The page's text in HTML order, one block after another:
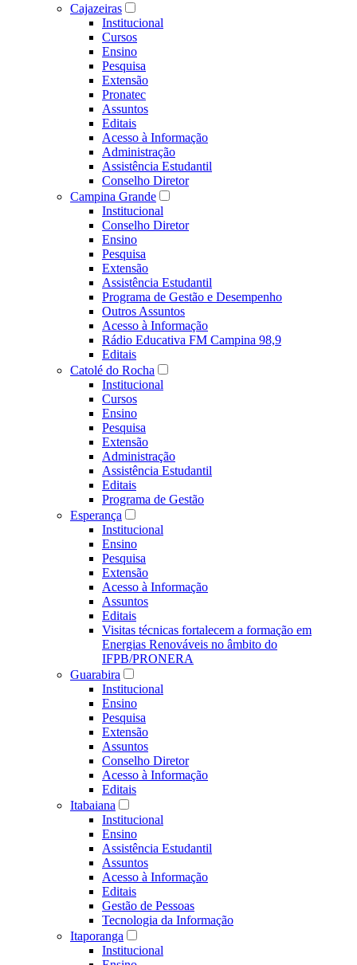
Cajazeiras
Institucional
Cursos
Ensino
Pesquisa
Extensão
Pronatec
Assuntos
Editais
Acesso à Informação
Administração
Assistência Estudantil
Conselho Diretor
Campina Grande
Institucional
Conselho Diretor
Ensino
Pesquisa
Extensão
Assistência Estudantil
Programa de Gestão e Desempenho
Outros Assuntos
Acesso à Informação
Rádio Educativa FM Campina 98,9
Editais
Catolé do Rocha
Institucional
Cursos
Ensino
Pesquisa
Extensão
Administração
Assistência Estudantil
Editais
Programa de Gestão
Esperança
Institucional
Ensino
Pesquisa
Extensão
Acesso à Informação
Assuntos
Editais
Visitas técnicas fortalecem a formação em
Energias Renováveis no âmbito do
IFPB/PRONERA
Guarabira
Institucional
Ensino
Pesquisa
Extensão
Assuntos
Conselho Diretor
Acesso à Informação
Editais
Itabaiana
Institucional
Ensino
Assistência Estudantil
Assuntos
Acesso à Informação
Editais
Gestão de Pessoas
Tecnologia da Informação
Itaporanga
Institucional